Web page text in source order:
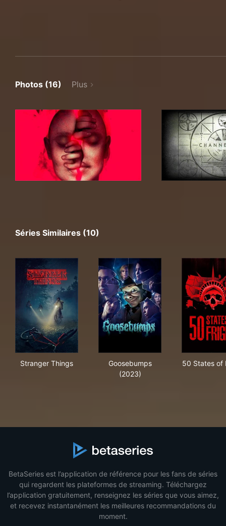
Photos (16) Plus
Séries Similaires (10)
Stranger Things
Goosebumps
(2023)
50 States of
BetaSeries est l’application de référence pour les fans de séries
qui regardent les plateformes de streaming. Téléchargez
l’application gratuitement, renseignez les séries que vous aimez,
et recevez instantanément les meilleures recommandations du
moment.